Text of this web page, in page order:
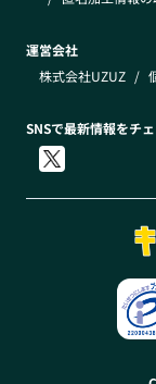
運営会社
株式会社UZUZ /
SNSで最新情報をチェ